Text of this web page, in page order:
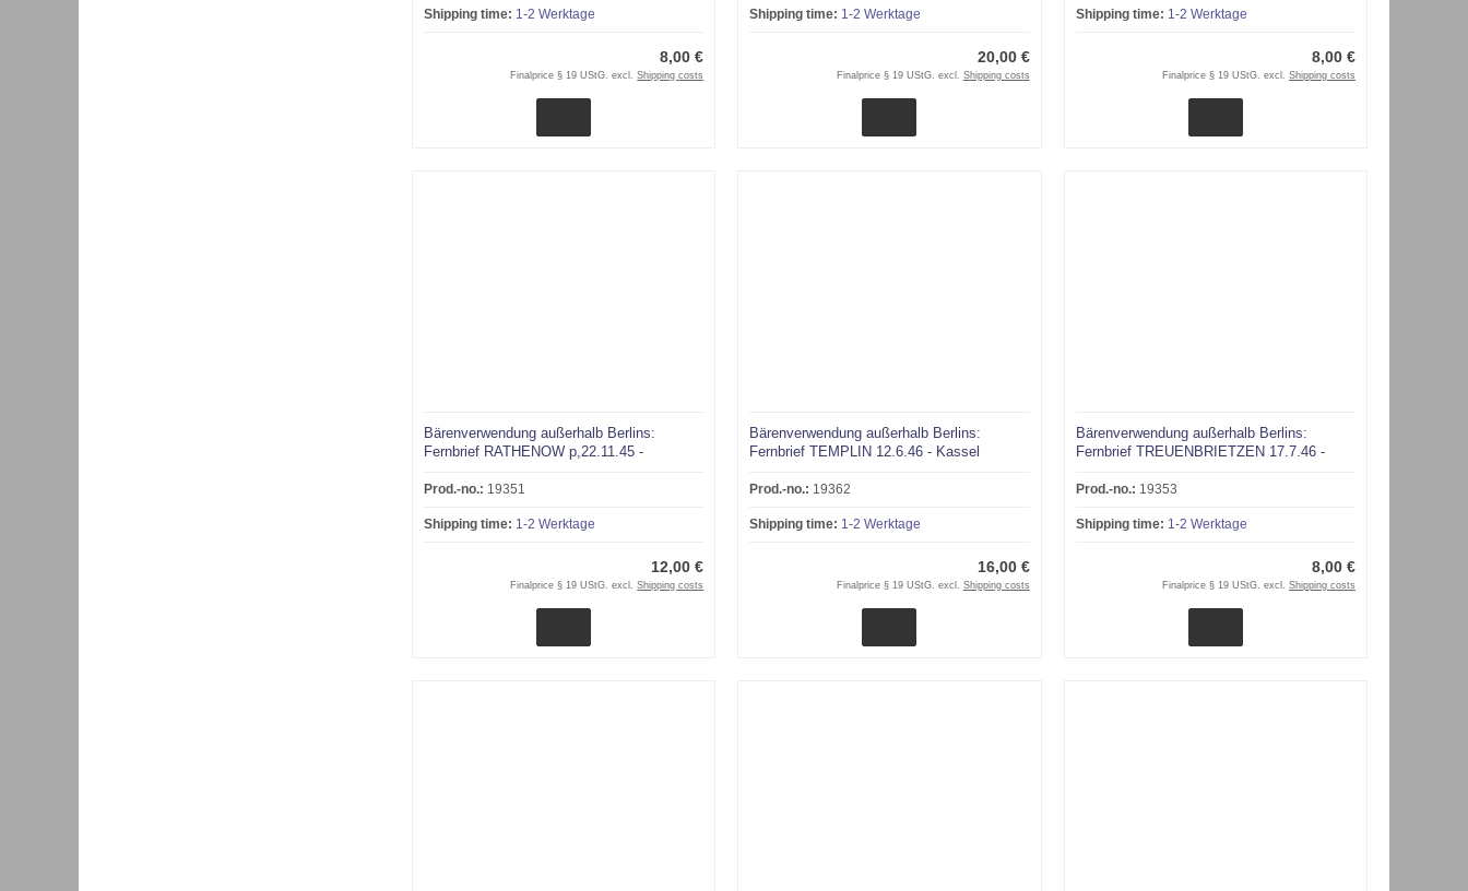
Shipping time: 1-2 Werktage
8,00 €
Finalprice § 19 UStG. excl.Shipping costs
Shipping time: 1-2 Werktage
20,00 €
Finalprice § 19 UStG. excl. Shipping costs
Shipping time: 1-2 Werktage
8,00 €
Finalprice § 19 UStG. excl. Shipping costs
Bärenverwendung außerhalb Berlins:
Fernbrief RATHENOW p,22.11.45 -
Prod.-no.: 19351
Shipping time: 1-2 Werktage
12,00 €
Finalprice § 19 UStG. excl.Shipping costs
Bärenverwendung außerhalb Berlins:
Fernbrief TEMPLIN 12.6.46 - Kassel
Prod.-no.: 19362
Shipping time: 1-2 Werktage
16,00 €
Finalprice § 19 UStG. excl. Shipping costs
Bärenverwendung außerhalb Berlins:
Fernbrief TREUENBRIETZEN 17.7.46 -
Prod.-no.: 19353
Shipping time: 1-2 Werktage
8,00 €
Finalprice § 19 UStG. excl. Shipping costs